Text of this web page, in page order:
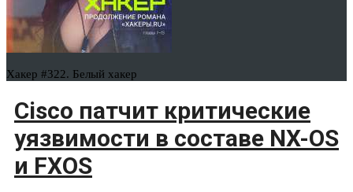
Хакер #322. Белый хакер
Cisco патчит критические
уязвимости в составе NX-OS
и FXOS